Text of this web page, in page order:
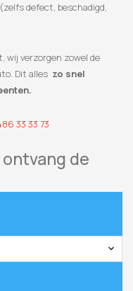
(zelfs defect, beschadigd,
wij verzorgen zowel de
Dit alles zo snel
33 33 73
de